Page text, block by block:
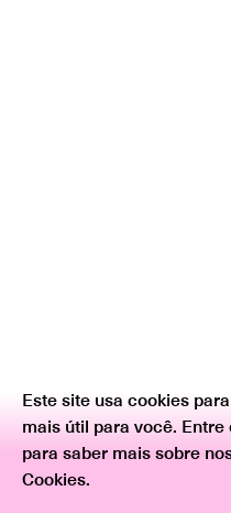
Este site usa cookies
mais útil para você.
para saber mais sobre
Cookies.